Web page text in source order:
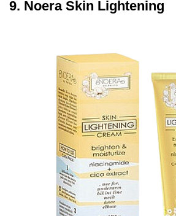
9. Noera Skin Lightening